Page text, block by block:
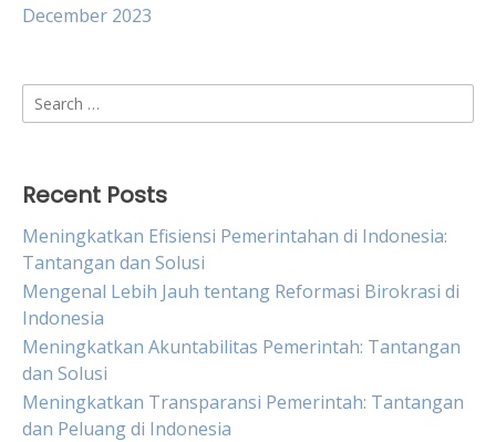
December 2023
Search
for:
Recent Posts
Meningkatkan Efisiensi Pemerintahan di Indonesia:
Tantangan dan Solusi
Mengenal Lebih Jauh tentang Reformasi Birokrasi di
Indonesia
Meningkatkan Akuntabilitas Pemerintah: Tantangan
dan Solusi
Meningkatkan Transparansi Pemerintah: Tantangan
dan Peluang di Indonesia